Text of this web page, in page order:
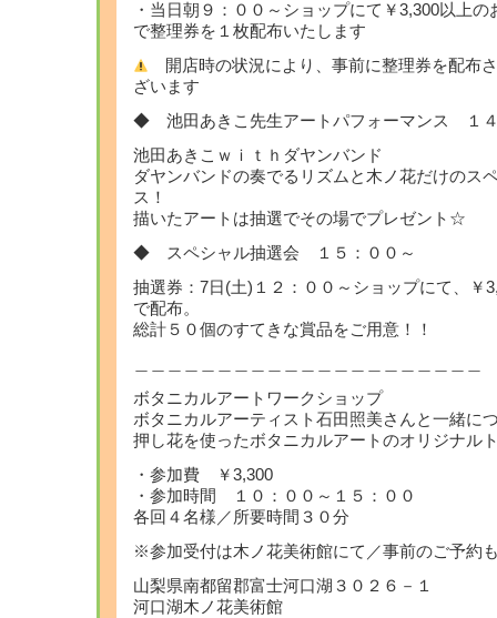
・当日朝９：００～ショップにて￥3,300以上
で整理券を１枚配布いたします
開店時の状況により、事前に整理券を配布
ざいます
◆ 池田あきこ先生アートパフォーマンス １
池田あきこｗｉｔｈダヤンバンド
ダヤンバンドの奏でるリズムと木ノ花だけのス
ス！
描いたアートは抽選でその場でプレゼント☆
◆ スペシャル抽選会 １５：００～
抽選券：7日(土)１２：００～ショップにて、￥
で配布。
総計５０個のすてきな賞品をご用意！！
ボタニカルアートワークショップ
ボタニカルアーティスト石田照美さんと一緒に
押し花を使ったボタニカルアートのオリジナル
・参加費 ￥3,300
・参加時間 １０：００～１５：００
各回４名様／所要時間３０分
※参加受付は木ノ花美術館にて／事前のご予約
山梨県南都留郡富士河口湖３０２６－１
河口湖木ノ花美術館